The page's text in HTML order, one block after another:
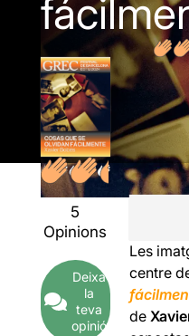
5
Opinions
Deixa
la
teva
opinió
Les
centre
de